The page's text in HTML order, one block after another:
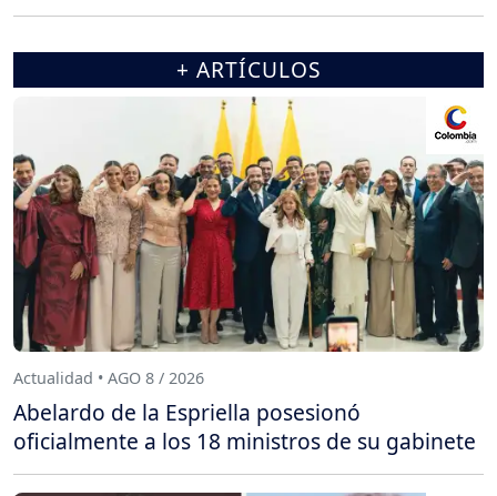
+ ARTÍCULOS
Actualidad • AGO 8 / 2026
Abelardo de la Espriella posesionó
oficialmente a los 18 ministros de su gabinete